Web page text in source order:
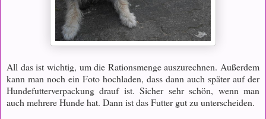
All das ist wichtig, um die Rationsmenge auszurechnen. Außerdem
kann man noch ein Foto hochladen, dass dann auch später auf der
Hundefutterverpackung drauf ist. Sicher sehr schön, wenn man
auch mehrere Hunde hat. Dann ist das Futter gut zu unterscheiden.